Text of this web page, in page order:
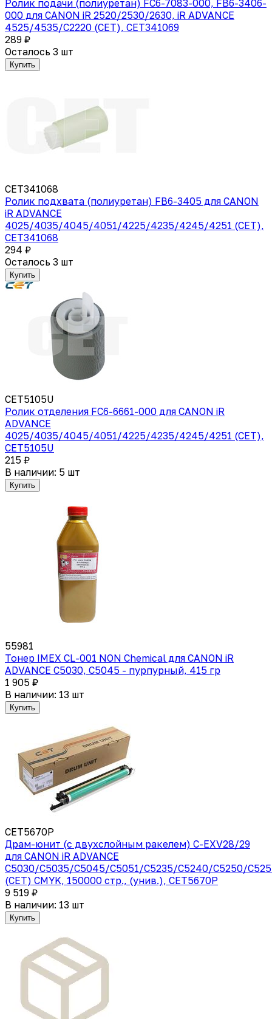
Ролик подачи (полиуретан) FC6-7083-000, FB6-3406-
000 для CANON iR 2520/2530/2630, iR ADVANCE
4525/4535/C2220 (CET), CET341069
289 ₽
Осталось 3 шт
Купить
CET341068
Ролик подхвата (полиуретан) FB6-3405 для CANON
iR ADVANCE
4025/4035/4045/4051/4225/4235/4245/4251 (CET),
CET341068
294 ₽
Осталось 3 шт
Купить
CET5105U
Ролик отделения FC6-6661-000 для CANON iR
ADVANCE
4025/4035/4045/4051/4225/4235/4245/4251 (CET),
CET5105U
215 ₽
В наличии: 5 шт
Купить
55981
Тонер IMEX CL-001 NON Chemical для CANON iR
ADVANCE C5030, C5045 - пурпурный, 415 гр
1 905 ₽
В наличии: 13 шт
Купить
CET5670P
Драм-юнит (c двухслойным ракелем) C-EXV28/29
для CANON iR ADVANCE
C5030/C5035/C5045/C5051/C5235/C5240/C5250/
(CET) CMYK, 150000 стр., (унив.), CET5670P
9 519 ₽
В наличии: 13 шт
Купить